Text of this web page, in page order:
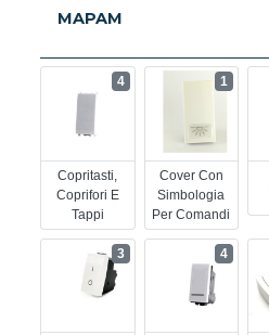
MAPAM
Copritasti,
Coprifori E
Tappi
4
Cover Con
Simbologia
Per Comandi
1
3 4